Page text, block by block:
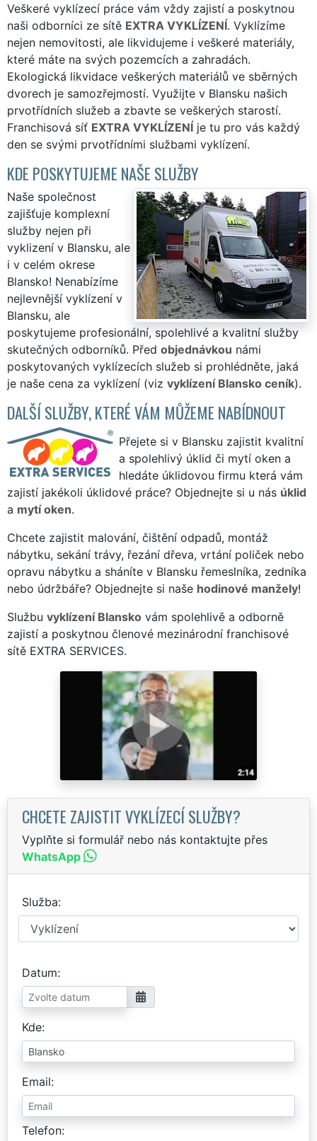
Veškeré vyklízecí práce vám vždy zajistí a poskytnou
naši odborníci ze sítě EXTRA VYKLÍZENÍ. Vyklízíme
nejen nemovitosti, ale likvidujeme i veškeré materiály,
které máte na svých pozemcích a zahradách.
Ekologická likvidace veškerých materiálů ve sběrných
dvorech je samozřejmostí. Využijte v Blansku našich
prvotřídních služeb a zbavte se veškerých starostí.
Franchisová síť EXTRA VYKLÍZENÍ je tu pro vás každý
den se svými prvotřídními službami vyklízení.
KDE POSKYTUJEME NAŠE SLUŽBY
Naše společnost
zajišťuje komplexní
služby nejen při
vyklizení v Blansku, ale
i v celém okrese
Blansko! Nenabízíme
nejlevnější vyklízení v
Blansku, ale
poskytujeme profesionální, spolehlivé a kvalitní služby
skutečných odborníků. Před objednávkou námi
poskytovaných vyklízecích služeb si prohlédněte, jaká
je naše cena za vyklízení (viz vyklízení Blansko ceník).
DALŠÍ SLUŽBY, KTERÉ VÁM MŮŽEME NABÍDNOUT
Přejete si v Blansku zajistit kvalitní
a spolehlivý úklid či mytí oken a
hledáte úklidovou firmu která vám
zajistí jakékoli úklidové práce? Objednejte si u nás úklid
a mytí oken.
Chcete zajistit malování, čištění odpadů, montáž
nábytku, sekání trávy, řezání dřeva, vrtání poliček nebo
opravu nábytku a sháníte v Blansku řemeslníka, zedníka
nebo údržbáře? Objednejte si naše hodinové manžely!
Službu vyklízení Blansko vám spolehlivě a odborně
zajistí a poskytnou členové mezinárodní franchisové
sítě EXTRA SERVICES.
CHCETE ZAJISTIT VYKLÍZECÍ SLUŽBY?
Vyplňte si formulář nebo nás kontaktujte přes
WhatsApp
Služba
Datum
Kde
Email
Telefon